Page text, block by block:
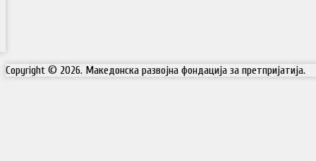
Copyright © 2026. Македонска развојна фондација за претпријатија.